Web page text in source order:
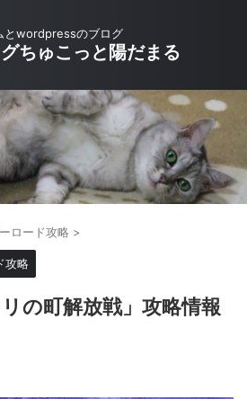
とwordpressのブログ
ちゅこっと陽だまる
ロード攻略 >
攻略
の町解放戦」攻略情報